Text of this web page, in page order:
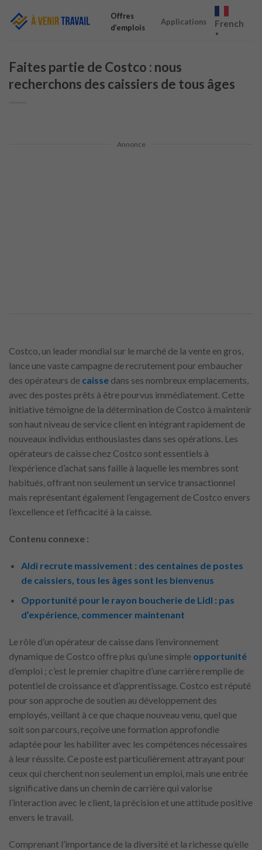
Offres
d’emplois
Applications French
▼
Faites partie de Costco : nous
recherchons des caissiers de tous âges
Annonce
Costco, un leader mondial sur le marché de la vente en gros,
lance une vaste campagne de recrutement pour embaucher
des opérateurs de caisse dans ses nombreux emplacements,
avec des postes prêts à être pourvus immédiatement. Cette
initiative témoigne de la détermination de Costco à maintenir
son haut niveau de service client en intégrant rapidement de
nouveaux individus enthousiastes dans ses opérations. Les
opérateurs de caisse chez Costco sont essentiels à
l’expérience d’achat sans faille à laquelle les membres sont
habitués, offrant non seulement un service transactionnel
mais représentant également l’engagement de Costco envers
l’excellence et l’efficacité à la caisse.
Contenu connexe :
Aldi recrute massivement : des centaines de postes
de caissiers, tous les âges sont les bienvenus
Opportunité pour le rayon boucherie de Lidl : pas
d’expérience, commencer maintenant
Le rôle d’un opérateur de caisse dans l’environnement
dynamique de Costco offre plus qu’une simple opportunité
d’emploi ; c’est le premier chapitre d’une carrière remplie de
potentiel de croissance et d’apprentissage. Costco est réputé
pour son approche de soutien au développement des
employés, veillant à ce que chaque nouveau venu, quel que
soit son parcours, reçoive une formation approfondie
adaptée pour les habiliter avec les compétences nécessaires
à leur réussite. Ce poste est particulièrement attrayant pour
ceux qui cherchent non seulement un emploi, mais une entrée
significative dans un chemin de carrière qui valorise
l’interaction avec le client, la précision et une attitude positive
envers le travail.
Comprenant l’importance de la diversité et la richesse qu’elle